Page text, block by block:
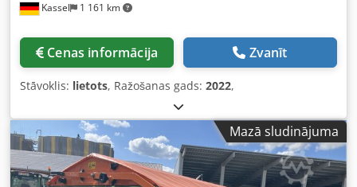
Kassel 1 161 km
Cenas informācija Zvanīt
Stāvoklis: lietots, Ražošanas gads: 2022,
Mazā sludinājuma